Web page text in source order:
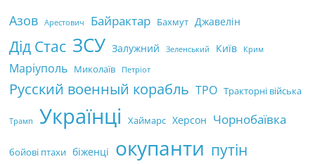
Азов
Арестович Байрактар Бахмут Джавелін
Дід Стас ЗСУ Залужний Зеленський Київ Крим
Маріуполь Миколаїв Петріот
Русский военный корабль ТРО Тракторні війська
Трамп Українці Хаймарс Херсон Чорнобаївка
бойові птахи біженці окупанти путін